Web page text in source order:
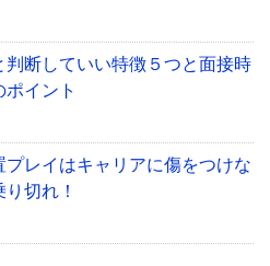
判断していい特徴５つと面接時
イント
プレイはキャリアに傷をつけな
切れ！